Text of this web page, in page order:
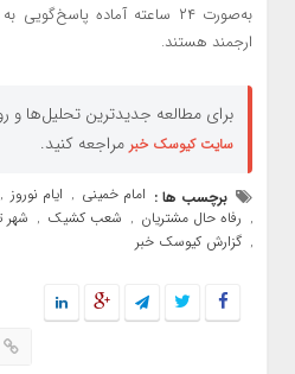
به‌صورت ۲۴ ساعته آماده
ارجمند هستند.
برای مطالعه جدیدترین تحلیل‌ها و
سایت کیوسک خبر مراجعه کنید.
برچسب ها : امام خمینی , ایام نوروز ,
, رفاه حال مشتریان , شعب کشیک , شهر
, گزارش کیوسک خبر